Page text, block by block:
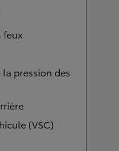
feux
pression des
(VSC)